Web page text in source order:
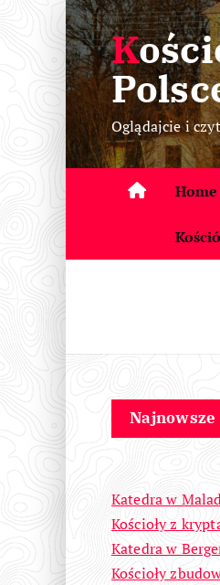
S
k
i
p
t
c
e
Kościoły w
Oglądajcie i
Home
Katedra w
Kościoły z
Katedra w
Kościoły